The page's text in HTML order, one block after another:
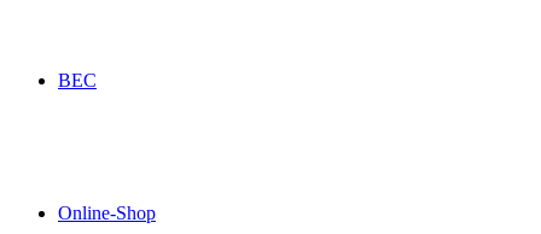
BEC
Online-Shop